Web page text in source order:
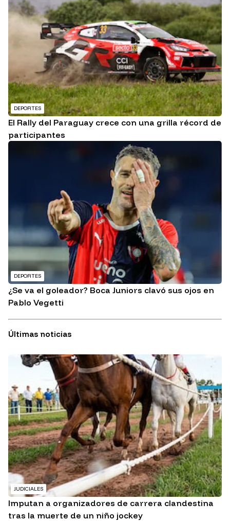
DEPORTES
El Rally del Paraguay crece con una grilla récord de
participantes
DEPORTES
¿Se va el goleador? Boca Juniors clavó sus ojos en
Pablo Vegetti
Últimas noticias
JUDICIALES
Imputan a organizadores de carrera clandestina
tras la muerte de un niño jockey